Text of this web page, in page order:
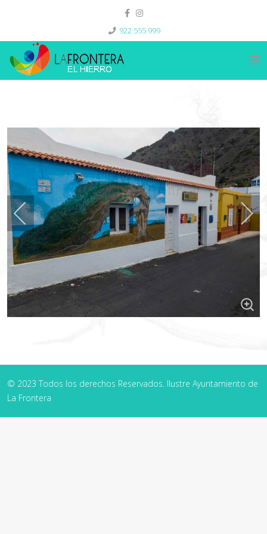
922 555 999
© 2023 Todos los derechos Reservados. Ilustre Ayuntamiento de
La Frontera